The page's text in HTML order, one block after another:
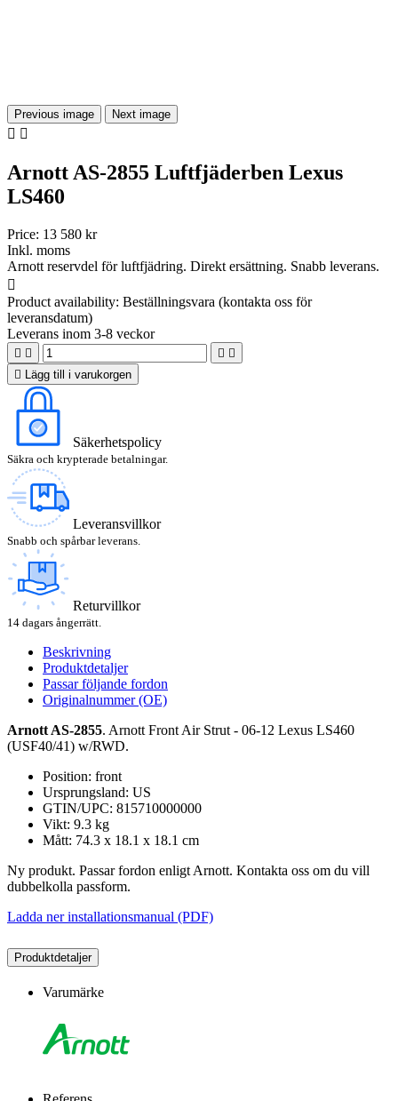
Previous image Next image
 
Arnott AS-2855 Luftfjäderben Lexus
LS460
Price: 13 580 kr
Inkl. moms
Arnott reservdel för luftfjädring. Direkt ersättning. Snabb leverans.

Product availability: Beställningsvara (kontakta oss för
leveransdatum)
Leverans inom 3-8 veckor
   

Lägg till i varukorgen
Säkerhetspolicy
Säkra och krypterade betalningar.
Leveransvillkor
Snabb och spårbar leverans.
Returvillkor
14 dagars ångerrätt.
Beskrivning
Produktdetaljer
Passar följande fordon
Originalnummer (OE)
Arnott AS-2855. Arnott Front Air Strut - 06-12 Lexus LS460
(USF40/41) w/RWD.
Position: front
Ursprungsland: US
GTIN/UPC: 815710000000
Vikt: 9.3 kg
Mått: 74.3 x 18.1 x 18.1 cm
Ny produkt. Passar fordon enligt Arnott. Kontakta oss om du vill
dubbelkolla passform.
Ladda ner installationsmanual (PDF)
Produktdetaljer
Varumärke